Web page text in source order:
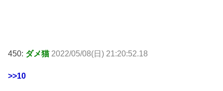
450: ダメ猫 2022/05/08(日) 21:20:52.18
>>10